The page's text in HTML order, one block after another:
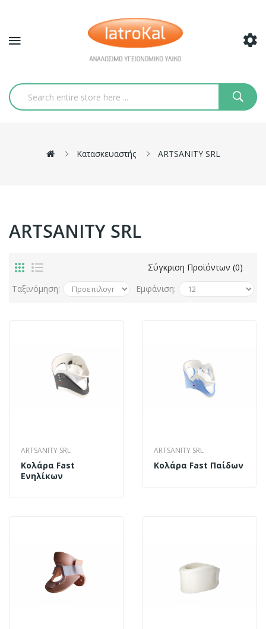
Κατασκευαστής ARTSANITY SRL
ARTSANITY SRL
Σύγκριση Προϊόντων (0)
Ταξινόμηση:
Εμφάνιση:
ARTSANITY SRL
Κολάρα Fast
Ενηλίκων
ARTSANITY SRL
Κολάρα Fast Παίδων